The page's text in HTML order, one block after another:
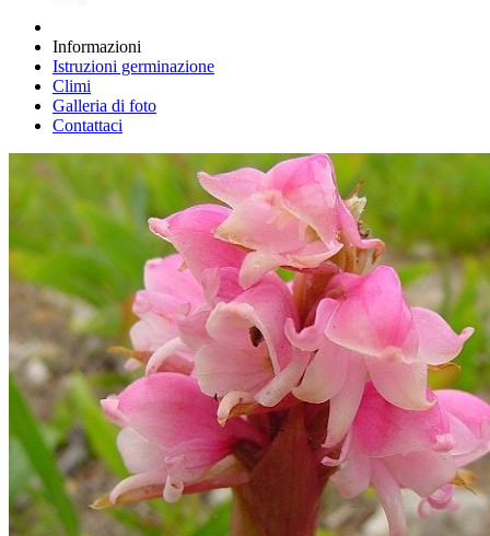
Informazioni
Istruzioni germinazione
Climi
Galleria di foto
Contattaci